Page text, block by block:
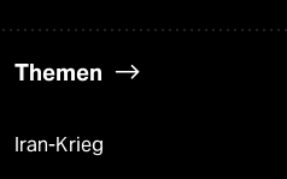
Themen
Iran-Krieg